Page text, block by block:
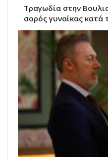
Τραγωδία στην
σορός γυναίκας κατά